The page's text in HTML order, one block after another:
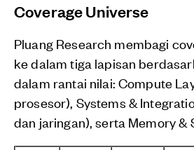
Coverage Universe
Pluang Research membagi
ke dalam tiga lapisan
dalam rantai nilai: Compute
prosesor), Systems &
dan jaringan), serta Memory &